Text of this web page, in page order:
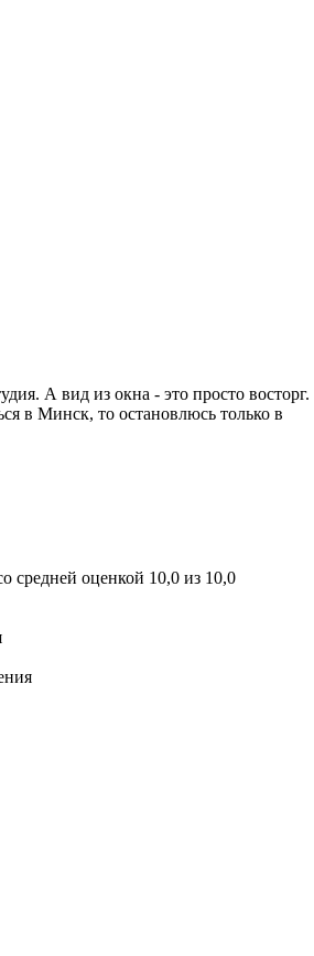
А вид из окна - это просто восторг.
в Минск, то остановлюсь только в
средней оценкой 10,0 из 10,0